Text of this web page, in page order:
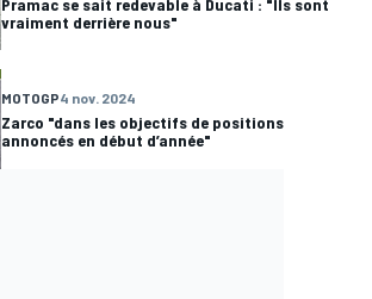
vraiment derrière nous"
MOTOGP4 nov. 2024
Zarco "dans les objectifs de positions
annoncés en début d’année"